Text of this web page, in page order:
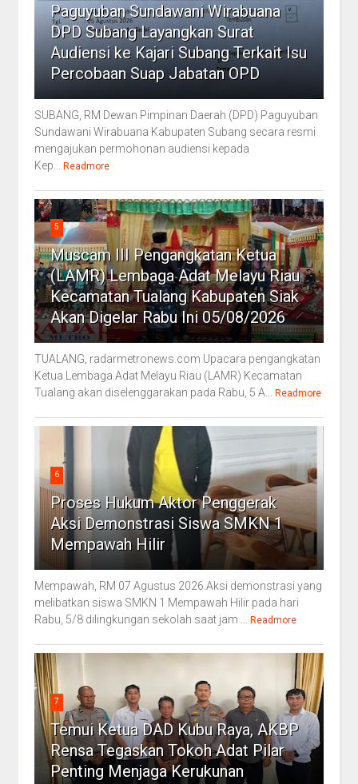
Paguyuban Sundawani Wirabuana
DPD Subang Layangkan Surat
Audiensi ke Kajari Subang Terkait Isu
Percobaan Suap Jabatan OPD
SUBANG, RM Dewan Pimpinan Daerah (DPD) Paguyuban
Sundawani Wirabuana Kabupaten Subang secara resmi
mengajukan permohonan audiensi kepada
Kep...
Readmore
5
Muscam III Pengangkatan Ketua
(LAMR) Lembaga Adat Melayu Riau
Kecamatan Tualang Kabupaten Siak
Akan Digelar Rabu Ini 05/08/2026
TUALANG, radarmetronews.com Upacara pengangkatan
Ketua Lembaga Adat Melayu Riau (LAMR) Kecamatan
Tualang akan diselenggarakan pada Rabu, 5 A...
Readmore
6
Proses Hukum Aktor Penggerak
Aksi Demonstrasi Siswa SMKN 1
Mempawah Hilir
Mempawah, RM 07 Agustus 2026.Aksi demonstrasi yang
melibatkan siswa SMKN 1 Mempawah Hilir pada hari
Rabu, 5/8 dilingkungan sekolah saat jam ...
Readmore
7
Temui Ketua DAD Kubu Raya, AKBP
Rensa Tegaskan Tokoh Adat Pilar
Penting Menjaga Kerukunan